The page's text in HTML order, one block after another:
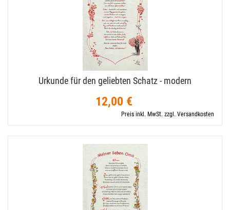
Urkunde für den geliebten Schatz - modern
12,00 €
Preis inkl. MwSt. zzgl. Versandkosten